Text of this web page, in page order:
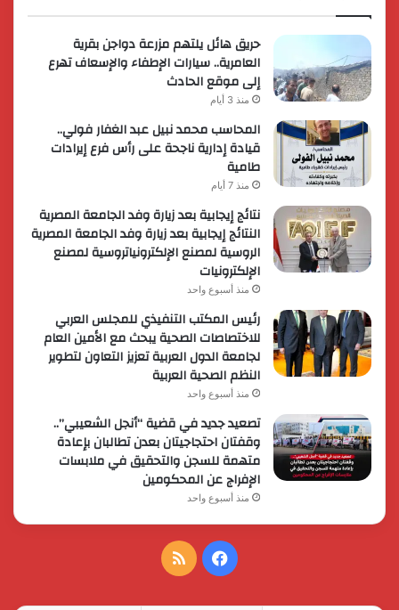
حريق هائل يلتهم مزرعة دواجن بقرية
العامرية.. سيارات الإطفاء والإسعاف تهرع
إلى موقع الحادث
منذ 3 أيام
المحاسب محمد نبيل عبد الغفار فولي..
قيادة إدارية ناجحة على رأس فرع إيرادات
طامية
منذ 7 أيام
نتائج إيجابية بعد زيارة وفد الجامعة المصرية
النتائج إيجابية بعد زيارة وفد الجامعة المصرية
الروسية لمصنع الإلكترونياتروسية لمصنع
الإلكترونيات
منذ أسبوع واحد
رئيس المكتب التنفيذي للمجلس العربي
للاختصاصات الصحية يبحث مع الأمين العام
لجامعة الدول العربية تعزيز التعاون لتطوير
النظم الصحية العربية
منذ أسبوع واحد
تصعيد جديد في قضية “أنجل الشعيبي”..
وقفتان احتجاجيتان بعدن تطالبان بإعادة
متهمة للسجن والتحقيق في ملابسات
الإفراج عن المحكومين
منذ أسبوع واحد
فيسبوكملخص